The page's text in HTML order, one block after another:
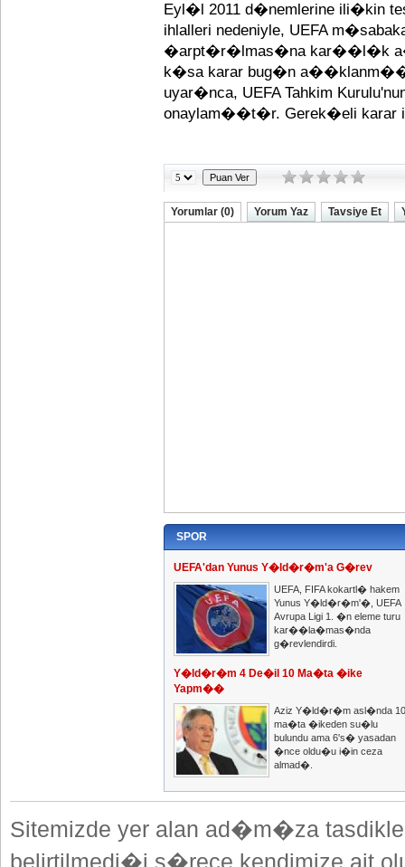
Eyl�l 2011 d�nemlerine ili�kin
ihlalleri nedeniyle, UEFA
�arpt�r�lmas�na kar��l�k
k�sa karar bug�n
uyar�nca, UEFA Tahkim
onaylam��t�r. Gerek�eli karar
Yorumlar (0) Yorum Yaz Tavsiye Et
SPOR
UEFA'dan Yunus Y�ld�r�m'a G�rev
UEFA, FIFA kokartl� hakem
Yunus Y�ld�r�m'�, UEFA
Avrupa Ligi 1. �n eleme turu
kar��la�mas�nda
g�revlendirdi.
Y�ld�r�m 4 De�il 10 Ma�ta �ike
Yapm��
Aziz Y�ld�r�m asl�nda 10
ma�ta �ikeden su�lu
bulundu ama 6's� yasadan
�nce oldu�u i�in ceza
almad�.
Sitemizde yer alan ad�m�za
belirtilmedi�i s�rece kendimize ait